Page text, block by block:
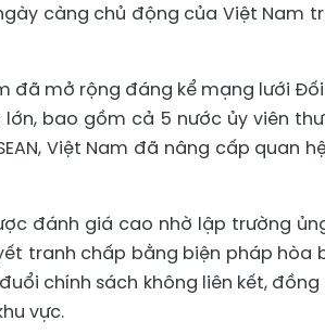
càng chủ động của Việt Nam
đã mở rộng đáng kể mạng lưới
bao gồm cả 5 nước ủy viên
Việt Nam đã nâng cấp quan
đánh giá cao nhờ lập trường
tranh chấp bằng biện pháp hòa
chính sách không liên kết,
vực.